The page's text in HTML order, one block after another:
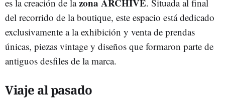
es la creación de la
. Situada al final
del recorrido de la boutique, este espacio está dedicado
exclusivamente a la exhibición y venta de prendas
únicas, piezas vintage y diseños que formaron parte de
antiguos desfiles de la marca.
Viaje al pasado